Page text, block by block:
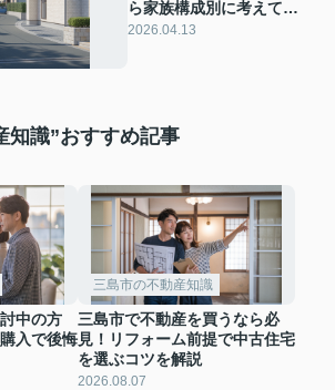
ら家族構成別に考えてみ
ませんか 家族構成ごとの
2026.04.13
知識”おすすめ記事
中の方
入で後悔
三島市の不動産知識
三島市で不動産を買うなら必
見！リフォーム前提で中古住宅
を選ぶコツを解説
2026.08.07